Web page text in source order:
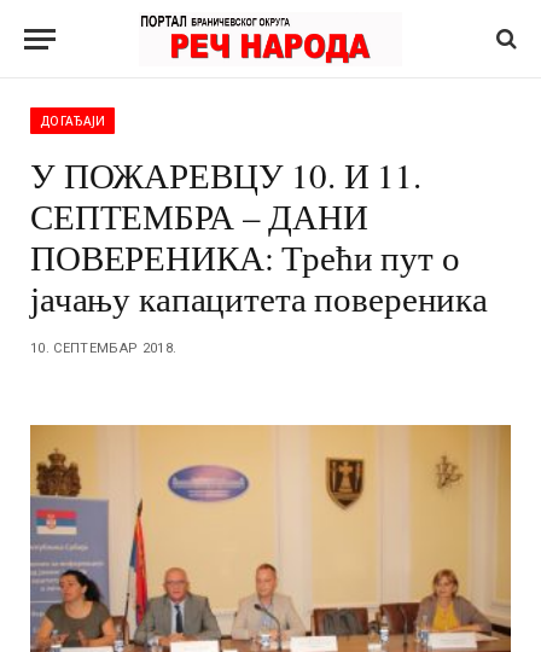
ДОГАЂАЈИ
У ПОЖАРЕВЦУ 10. И 11.
СЕПТЕМБРА – ДАНИ
ПОВЕРЕНИКА: Трећи пут о
јачању капацитета повереника
10. СЕПТЕМБАР 2018.